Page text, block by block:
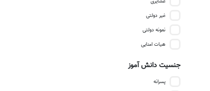
غیر دولتی
نمونه دولتی
هیات امنایی
جنسیت دانش آموز
پسرانه